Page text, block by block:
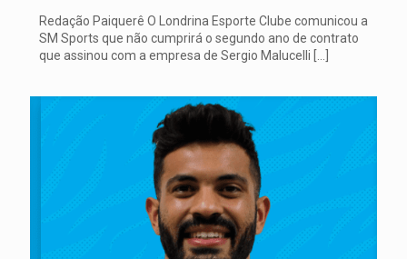
Redação Paiquerê O Londrina Esporte Clube comunicou a
SM Sports que não cumprirá o segundo ano de contrato
que assinou com a empresa de Sergio Malucelli